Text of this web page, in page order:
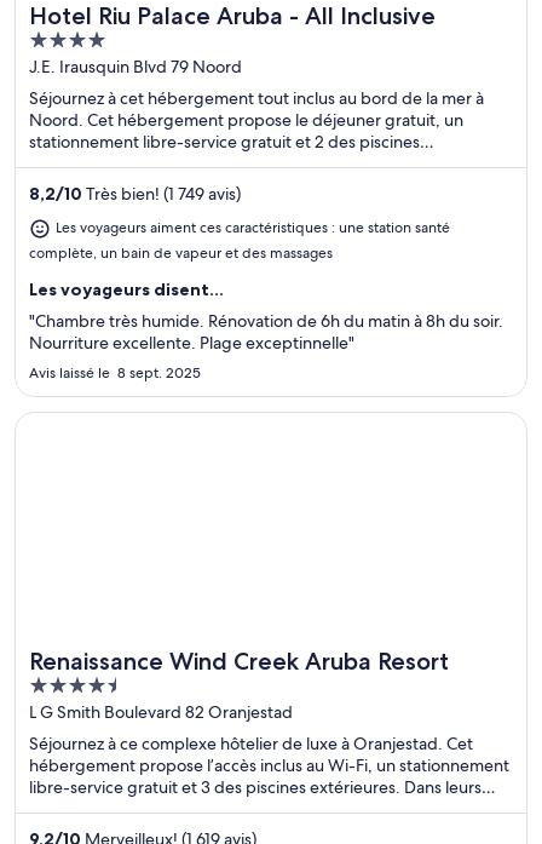
Idéal pour les fins de semaine au spa
Hotel Riu Palace Aruba - All Inclusive
4
out
of
5
J.E. Irausquin Blvd 79 Noord
Séjournez à cet hébergement tout inclus au bord de la mer à
Noord. Cet hébergement propose le déjeuner gratuit, un
stationnement libre-service gratuit et 2 des piscines
extérieures. Dans leurs avis, nos clients font l’éloge de la piscine
et du personnel serviable. Deux attractions prisées, Plage
d'Eagle Beach et Divi Golf and Beach Resort, se situent à
proximité.
8,2/10 Très bien! (1 749 avis)
Les voyageurs aiment ces caractéristiques : une station santé
complète, un bain de vapeur et des massages
Les voyageurs disent...
"Chambre très humide. Rénovation de 6h du matin à 8h du soir.
Nourriture excellente. Plage exceptinnelle"
Avis laissé le 8 sept. 2025
Idéal pour les fins de semaine au spa
Renaissance Wind Creek Aruba Resort
4.5
out
of
5
L G Smith Boulevard 82 Oranjestad
Séjournez à ce complexe hôtelier de luxe à Oranjestad. Cet
hébergement propose l’accès inclus au Wi-Fi, un stationnement
libre-service gratuit et 3 des piscines extérieures. Dans leurs
avis, nos clients font l’éloge de la piscine et du personnel
serviable. Deux attractions prisées, Centre commercial
9,2/10 Merveilleux! (1 619 avis)
S’ouvre dans une nouvelle fenêtre
Renaissance Wind Creek Aruba Resort